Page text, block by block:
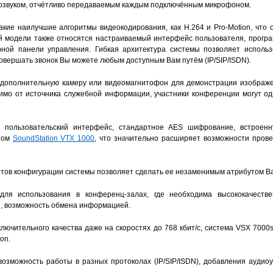
отчётливо передаваемым каждым подключённым микрофоном.
наилучшие алгоритмы видеокодирования, как H.264 и Pro-Motion, что
модели также относятся настраиваемый интерфейс пользователя,
панели управления. Гибкая архитектура системы позволяет
звонок Вы можете любым доступным Вам путём (IP/SIP/ISDN).
камеру или видеомагнитофон для демонстрации
от источника служебной информации, участники конференции могут
интерфейс, стандартное AES шифрование,
SoundStation VTX 1000, что значительно расширяет возможности
конфигурации системы позволяет сделать ее незаменимым атрибутом
использования в конференц-залах, где необходима
возможность обмена информацией.
качества даже на скоростях до 768 кбит/с, система VSX
работы в разных протоколах (IP/SIP/ISDN), добавления